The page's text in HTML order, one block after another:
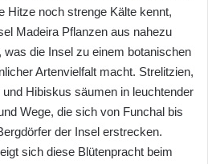
Hitze noch strenge Kälte kennt,
Madeira Pflanzen aus nahezu
die Insel zu einem botanischen
Artenvielfalt macht. Strelitzien,
Hibiskus säumen in leuchtender
Wege, die sich von Funchal bis
der Insel erstrecken.
sich diese Blütenpracht beim